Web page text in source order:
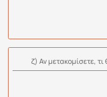
ζ) Αν μετακομίσετε, τι